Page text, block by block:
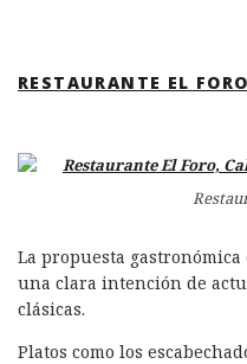
RESTAURANTE EL FORO
La propuesta
una clara intención de
clásicas.
Platos como los